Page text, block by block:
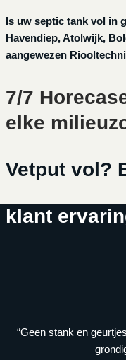
Is uw septic tank vol in
Havendiep, Atolwijk,
aangewezen
7/7
elke
Vetput vol?
klant
“Geen stank en